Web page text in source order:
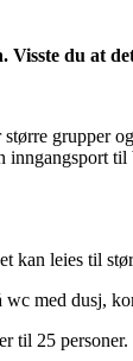
du at
grupper
leies til
med dusj,
til 25 personer.